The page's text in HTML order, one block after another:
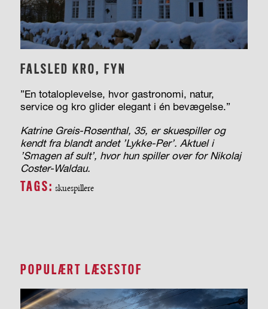
FALSLED KRO, FYN
”En totaloplevelse, hvor gastronomi, natur,
service og kro glider elegant i én bevægelse.”
Katrine Greis-Rosenthal, 35, er skuespiller og
kendt fra blandt andet ’Lykke-Per’. Aktuel i
’Smagen af sult’, hvor hun spiller over for Nikolaj
Coster-Waldau.
TAGS: skuespillere
POPULÆRT LÆSESTOF